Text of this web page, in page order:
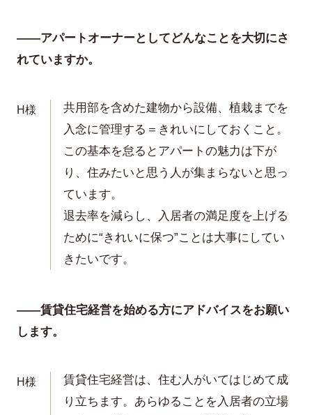
——アパートオーナーとしてどんなことを大切にさ
れていますか。
H様
共用部を含めた建物から設備、植栽までを
入念に管理する＝きれいにしておくこと。
この基本を怠るとアパートの魅力は下が
り、住みたいと思う人が集まらないと思っ
ています。
退去率を減らし、入居者の満足度を上げる
ために“きれいに保つ”ことは大事にしてい
きたいです。
——賃貸住宅経営を始める方にアドバイスをお願い
します。
H様
賃貸住宅経営は、住む人がいてはじめて成
り立ちます。あらゆることを入居者の立場